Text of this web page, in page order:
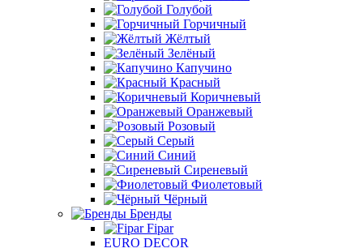
Голубой
Горчичный
Жёлтый
Зелёный
Капучино
Красный
Коричневый
Оранжевый
Розовый
Серый
Синий
Сиреневый
Фиолетовый
Чёрный
Бренды
Fipar
EURO DECOR